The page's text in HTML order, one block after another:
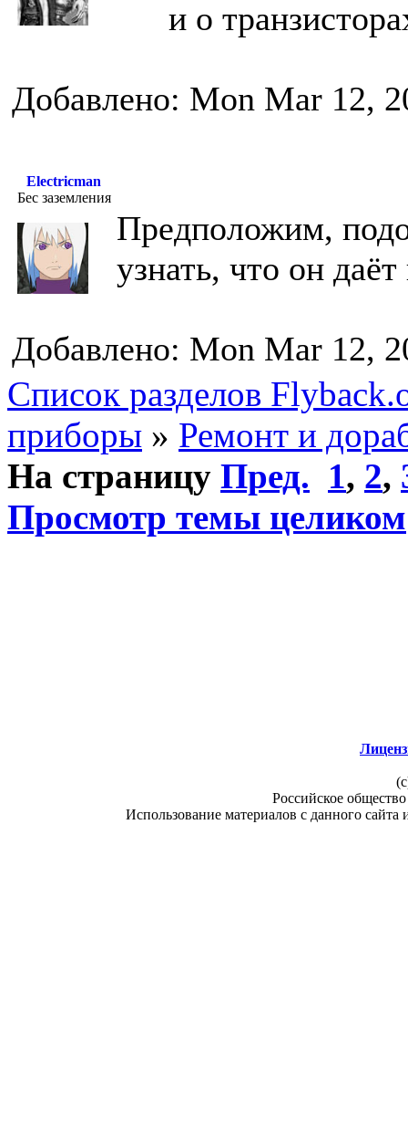
и о
Добавлено: Mon Mar 12,
Electricman
Бес заземления
Предположим,
узнать, что он
Добавлено: Mon Mar 12,
Список разделов
приборы » Ремонт и
На страницу Пред. 1, 2,
Просмотр темы целиком
Российское
Использование материалов с данного